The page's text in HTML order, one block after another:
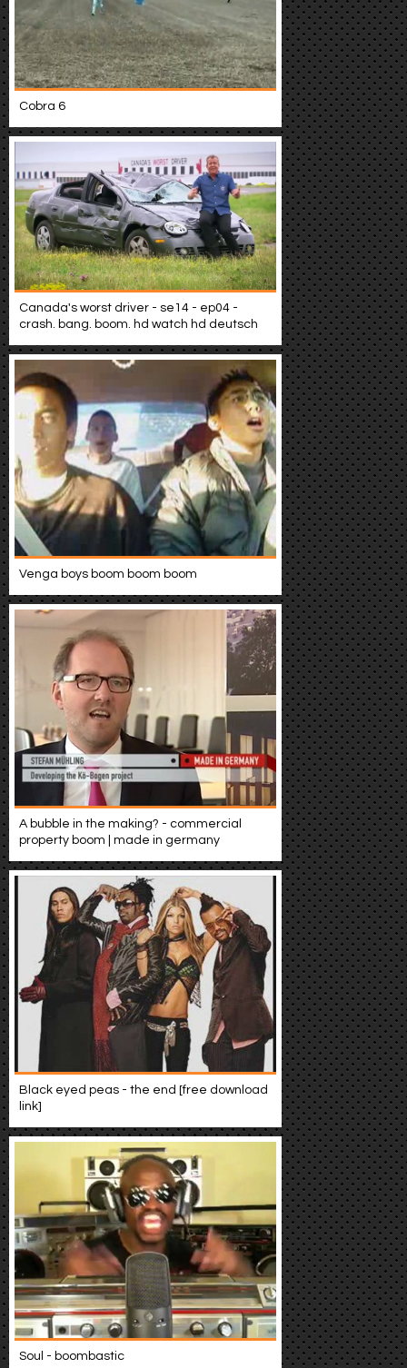
Cobra 6
Canada's worst driver - se14 - ep04 -
crash. bang. boom. hd watch hd deutsch
Venga boys boom boom boom
A bubble in the making? - commercial
property boom | made in germany
Black eyed peas - the end [free download
link]
Soul - boombastic